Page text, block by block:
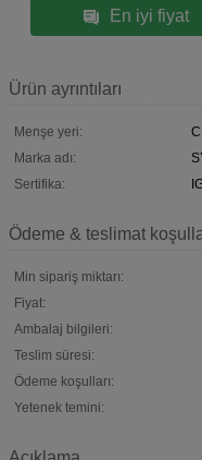
En iyi fiyat
Ürün ayrıntıları
Menşe yeri:
Marka adı:
Sertifika:
Ödeme & teslimat
Min sipariş miktarı:
Fiyat:
Ambalaj bilgileri:
Teslim süresi:
Ödeme koşulları:
Yetenek temini: